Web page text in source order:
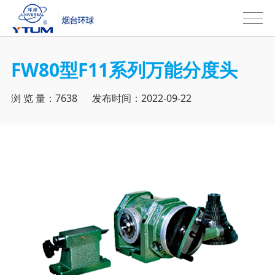
FW80型F11系列万能分度头
浏 览 量：7638 发布时间：2022-09-22